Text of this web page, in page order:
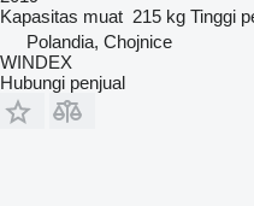
Kapasitas muat 215 kg Tinggi
Polandia, Chojnice
WINDEX
Hubungi penjual